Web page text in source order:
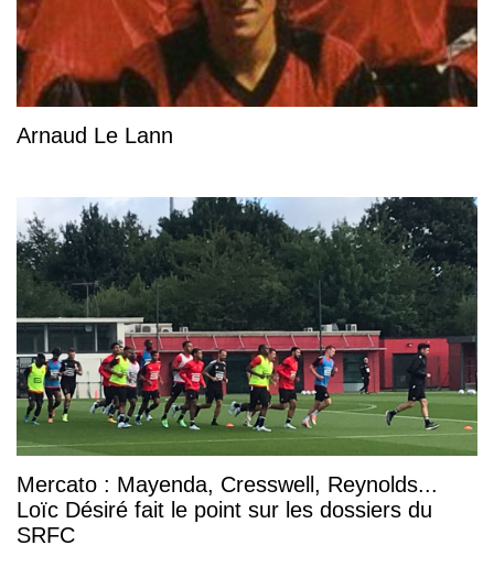
Arnaud Le Lann
Mercato : Mayenda, Cresswell, Reynolds...
Loïc Désiré fait le point sur les dossiers du
SRFC